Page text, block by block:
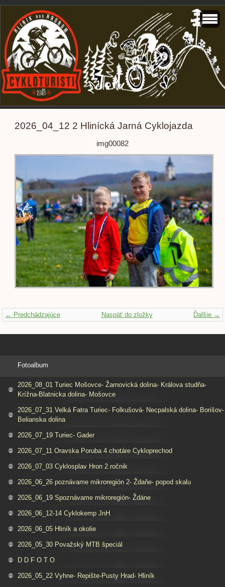
2026_04_12 2 Hlinícká Jarná Cyklojazda
img00082
← Predchádzajúce Ďalšie →
Naspäť do zložky
Fotoalbum
2026_08_01 Turiec Mošovce- Žarnovická dolina- Králova studňa-
Krížna-Blatnicka dolina- Mošovce
2026_07_31 Velká Fatra Turiec- Folkušová- Necpalská dolina- Borišov-
Belianska dolina
2026_07_19 Turiec- Gader
2026_07_11 Oravska Poruba 4 chotáre Cykloprechod
2026_07_03 Cyklosplav Hron 2.ročnik
2026_06_26 poznávame mikroregión 2- Ždaňe- popod skalu
2026_06_19 Spoznávame mikroregión- Ždáne
2026_06_12-14 Cyklokemp JnH
2026_06_05 Hliník a okolie
2026_05_30 Považský MTB špeciál
D D F O T O
2026_05_22 Vyhne- Repište-Pusty Hrad- Hliník